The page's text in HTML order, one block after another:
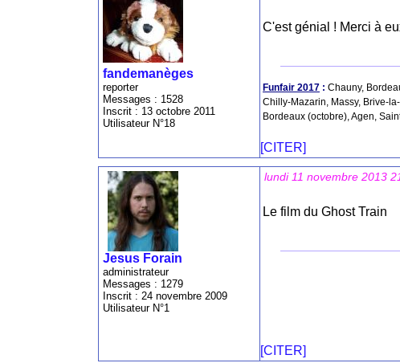
fandemanèges
reporter
Messages : 1528
Inscrit : 13 octobre 2011
Utilisateur N°18
C'est génial ! Merci à
Funfair 2017 : Chauny,
Chilly-Mazarin, Massy, Brive-
Bordeaux (octobre), Agen,
[CITER]
Jesus Forain
administrateur
Messages : 1279
Inscrit : 24 novembre 2009
Utilisateur N°1
lundi 11 novembre 2013
Le film du Ghost Train
[CITER]